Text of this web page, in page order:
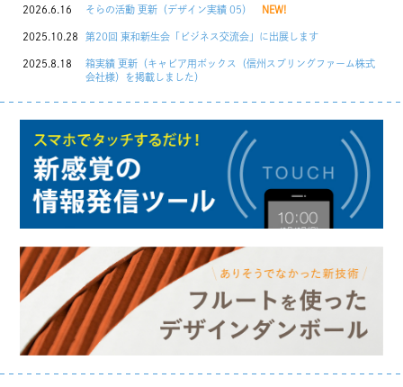
2026.6.16 そらの活動 更新（デザイン実績 05） NEW!
2025.10.28 第20回 東和新生会「ビジネス交流会」に出展します
2025.8.18
箱実績 更新（キャビア用ボックス（信州スプリングファーム株式
会社様）を掲載しました）